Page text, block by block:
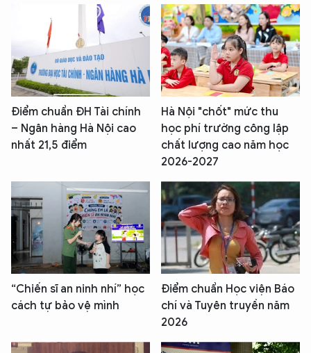
Điểm chuẩn ĐH Tài chính
– Ngân hàng Hà Nội cao
nhất 21,5 điểm
Hà Nội "chốt" mức thu
học phí trường công lập
chất lượng cao năm học
2026-2027
“Chiến sĩ an ninh nhí” học
cách tự bảo vệ mình
Điểm chuẩn Học viện Báo
chí và Tuyên truyền năm
2026